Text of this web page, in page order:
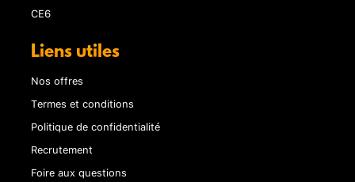
CE6
Liens utiles
Nos offres
Termes et conditions
Politique de confidentialité
Recrutement
Foire aux questions